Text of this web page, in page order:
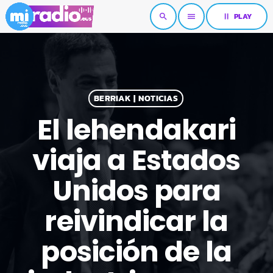
search menu pause PLAY
BERRIAK | NOTICIAS
El lehendakari
viaja a Estados
Unidos para
reivindicar la
posición de la